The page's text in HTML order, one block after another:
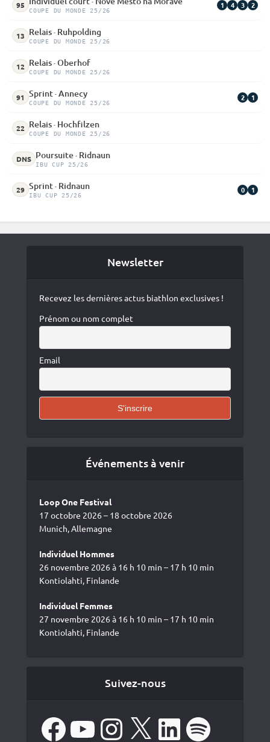
95
COUPE DU MONDE 25/26
1 4 3 2
13 Relais · Ruhpolding
COUPE DU MONDE 25/26
12 Relais · Oberhof
COUPE DU MONDE 25/26
91 Sprint · Annecy
COUPE DU MONDE 25/26
2 1
22 Relais · Hochfilzen
COUPE DU MONDE 25/26
DNS Poursuite · Ridnaun
IBU CUP 25/26
29 Sprint · Ridnaun
IBU CUP 25/26
0 1
Newsletter
Recevez les dernières actus biathlon exclusives !
Prénom ou nom complet
Email
Événements à venir
Loop One Festival
17 octobre 2026 – 18 octobre 2026
Munich, Allemagne
Individuel Hommes
26 novembre 2026 à 16 h 10 min – 17 h 10 min
Kontiolahti, Finlande
Individuel Femmes
27 novembre 2026 à 16 h 10 min – 17 h 10 min
Kontiolahti, Finlande
Suivez-nous
Facebook Instagram LinkedIn Spotify